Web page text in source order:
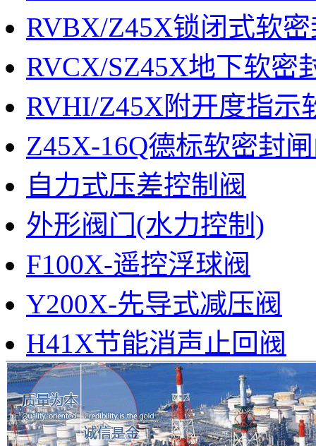
RVBX/Z45X锁闭式软
RVCX/SZ45X地下软密
RVHI/Z45X附开度指示
Z45X-16Q德标软密封
自力式压差控制阀
外形阀门(水力控制)
F100X-遥控浮球阀
Y200X-先导式减压阀
H41X节能消声止回阀